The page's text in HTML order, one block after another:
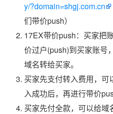
y/?domain=shgj.com.cn
们带价push）
17EX带价push：买家把
价过户(push)到买家账号
域名转给买家。
买家先支付转入费用，
入成功后，再进行带价
买家先付全款，可以给